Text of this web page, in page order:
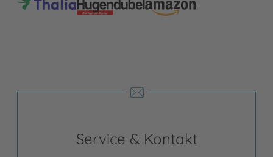
Service & Kontakt